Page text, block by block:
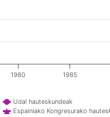
Udal hauteskundeak
Espainiako Kongresurako
1980 1985